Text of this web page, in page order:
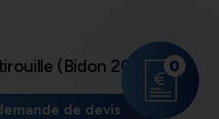
0
(Bidon 20L)
de devis